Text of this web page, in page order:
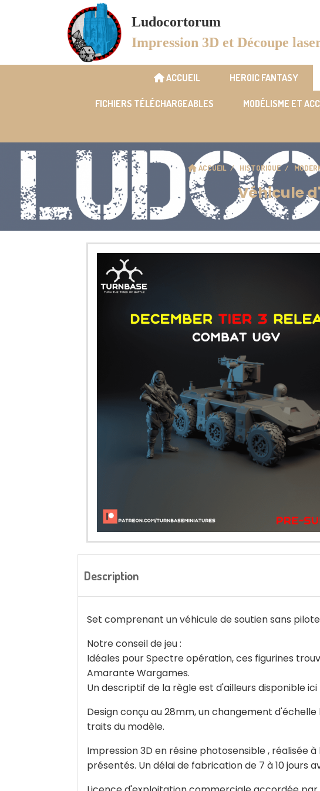
Ludocortorum
Impression 3D et Découpe
ACCUEIL HEROIC FANTASY
FICHIERS TÉLÉCHARGEABLES MODÉLISME ET
ACCUEIL HISTORIQUE
Véhicule
Description
Set comprenant un véhicule de soutien sans
Notre conseil de jeu :
Idéales pour Spectre opération, ces figurines
Amarante Wargames.
Un descriptif de la règle est d'ailleurs disponible ici
Design conçu au 28mm, un changement
traits du modèle.
Impression 3D en résine photosensible , réalisée
présentés. Un délai de fabrication de 7 à 10 jours
Panneau de gestion des cookies